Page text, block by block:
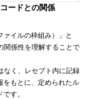
ードとの関係
ァイルの枠組み）」と
関係性を理解することで
なく、レセプト内に記録
をもとに、定められたル
す。